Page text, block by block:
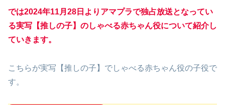
では2024年11月28日よりアマプラで独占放送となってい
る実写【推しの子】のしゃべる赤ちゃん役について紹介し
ていきます。
こちらが実写【推しの子】でしゃべる赤ちゃん役の子役で
す。